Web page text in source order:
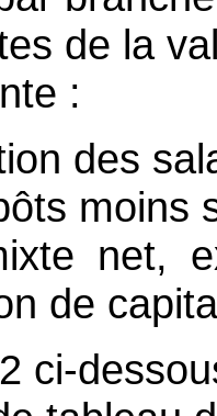
de la
:
des
moins
net,
de
ci-